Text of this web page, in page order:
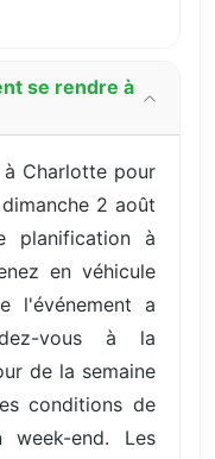
se rendre à
Charlotte pour
2 août
planification à
en véhicule
l'événement a
vous à la
de la semaine
conditions de
week-end. Les